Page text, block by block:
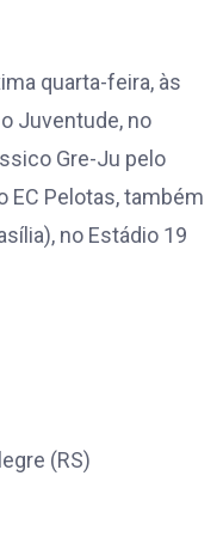
quarta-feira, às
Juventude, no
Gre-Ju pelo
EC Pelotas, também
no Estádio 19
(RS)